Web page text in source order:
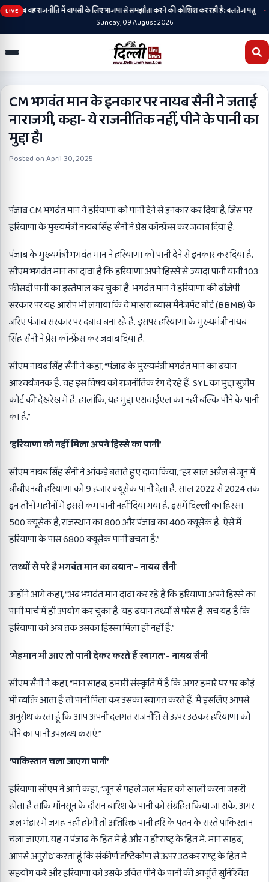
LIVE
है, अब वह राजनीति में वापसी के लिए भाजपा से समझौता करने की कोशिश कर रही है: बलतेज पन्नू •
Sunday, 09 August 2026
CM भगवंत मान के इनकार पर नायब सैनी ने जताई
नाराजगी, कहा- ये राजनीतिक नहीं, पीने के पानी का
मुद्दा है।
Posted onApril 30, 2025
पंजाब CM भगवंत मान ने हरियाणा को पानी देने से इनकार कर दिया है, जिस पर
हरियाणा के मुख्यमंत्री नायब सिंह सैनी ने प्रेस कॉन्फ्रेंस कर जवाब दिया है.
पंजाब के मुख्यमंत्री भगवंत मान ने हरियाणा को पानी देने से इनकार कर दिया है.
सीएम भगवंत मान का दावा है कि हरियाणा अपने हिस्से से ज्यादा पानी यानी 103
फीसदी पानी का इस्तेमाल कर चुका है. भगवंत मान ने हरियाणा की बीजेपी
सरकार पर यह आरोप भी लगाया कि वे भाखरा ब्यास मैनेजमेंट बोर्ट (BBMB) के
जरिए पंजाब सरकार पर दबाव बना रहे हैं. इसपर हरियाणा के मुख्यमंत्री नायब
सिंह सैनी ने प्रेस कॉन्फ्रेंस कर जवाब दिया है.
सीएम नायब सिंह सैनी ने कहा, “पंजाब के मुख्यमंत्री भगवंत मान का बयान
आश्चर्यजनक है. वह इस विषय को राजनीतिक रंग दे रहे हैं. SYL का मुद्दा सुप्रीम
कोर्ट की देखरेख में है. हालांकि, यह मुद्दा एसवाईएल का नहीं बल्कि पीने के पानी
का है.”
‘हरियाणा को नहीं मिला अपने हिस्से का पानी’
सीएम नायब सिंह सैनी ने आंकड़े बताते हुए दावा किया, “हर साल अप्रैल से जून में
बीबीएनबी हरियाणा को 9 हजार क्यूसेक पानी देता है. साल 2022 से 2024 तक
इन तीनों महीनों में इससे कम पानी नहीं दिया गया है. इसमें दिल्ली का हिस्सा
500 क्यूसेक है, राजस्थान का 800 और पंजाब का 400 क्यूसेक है. ऐसे में
हरियाणा के पास 6800 क्यूसेक पानी बचता है.”
‘तथ्यों से परे है भगवंत मान का बयान’- नायब सैनी
उन्होंने आगे कहा, “अब भगवंत मान दावा कर रहे हैं कि हरियाणा अपने हिस्से का
पानी मार्च में ही उपयोग कर चुका है. यह बयान तथ्यों से परेस है. सच यह है कि
हरियाणा को अब तक उसका हिस्सा मिला ही नहीं है.”
‘मेहमान भी आए तो पानी देकर करते हैं स्वागत’- नायब सैनी
सीएम सैनी ने कहा, “मान साहब, हमारी संस्कृति में है कि अगर हमारे घर पर कोई
भी व्यक्ति आता है तो पानी पिला कर उसका स्वागत करते हैं. मैं इसलिए आपसे
अनुरोध करता हूं कि आप अपनी दलगत राजनीति से ऊपर उठकर हरियाणा को
पीने का पानी उपलब्ध कराएं.”
‘पाकिस्तान चला जाएगा पानी’
हरियाणा सीएम ने आगे कहा, “जून से पहले जल भंडार को खाली करना जरूरी
होता है ताकि मॉनसून के दौरान बारिश के पानी को संग्रहित किया जा सके. अगर
जल भंडार में जगह नहीं होगी तो अतिरिक्त पानी हरि के पतन के रास्ते पाकिस्तान
चला जाएगा. यह न पंजाब के हित में है और न ही राष्ट्र के हित में. मान साहब,
आपसे अनुरोध करता हूं कि संकीर्ण दृष्टिकोण से ऊपर उठकर राष्ट्र के हित में
सहयोग करें और हरियाणा को उसके उचित पीने के पानी की आपूर्ति सुनिश्चित